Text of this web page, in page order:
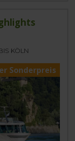
KÖLN
Sonderpreis